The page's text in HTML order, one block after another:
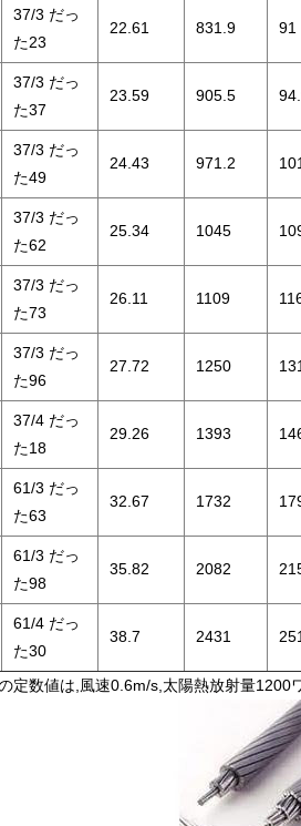
37/3 だっ
た23
22.61 831.9 91
37/3 だっ
た37
23.59 905.5
37/3 だっ
た49
24.43 971.2 101
37/3 だっ
た62
25.34 1045
37/3 だっ
た73
26.11 1109
37/3 だっ
た96
27.72 1250 131
37/4 だっ
た18
29.26 1393
61/3 だっ
た63
32.67 1732
61/3 だっ
た98
35.82 2082
61/4 だっ
た30
38.7 2431 251
定数値は,風速0.6m/s,太陽熱放射量1200